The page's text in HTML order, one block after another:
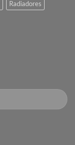
Radiadores